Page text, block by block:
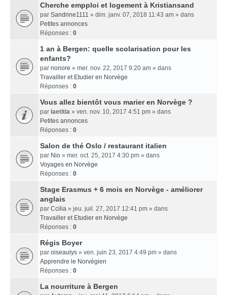
Cherche empploi et logement à Kristiansand
par Sandrine1111 » dim. janv. 07, 2018 11:43 am » dans
Petites annonces
Réponses : 0
1 an à Bergen: quelle scolarisation pour les
enfants?
par nonore » mer. nov. 22, 2017 9:20 am » dans
Travailler et Etudier en Norvège
Réponses : 0
Vous allez bientôt vous marier en Norvège ?
par laetitia » ven. nov. 10, 2017 4:51 pm » dans
Petites annonces
Réponses : 0
Salon de thé Oslo / restaurant italien
par Nio » mer. oct. 25, 2017 4:30 pm » dans
Voyages en Norvège
Réponses : 0
Stage Erasmus + 6 mois en Norvège - améliorer
anglais
par Ccilia » jeu. juil. 27, 2017 12:41 pm » dans
Travailler et Etudier en Norvège
Réponses : 0
Régis Boyer
par oiseaulys » ven. juin 23, 2017 4:49 pm » dans
Apprendre le Norvégien
Réponses : 0
La nourriture à Bergen